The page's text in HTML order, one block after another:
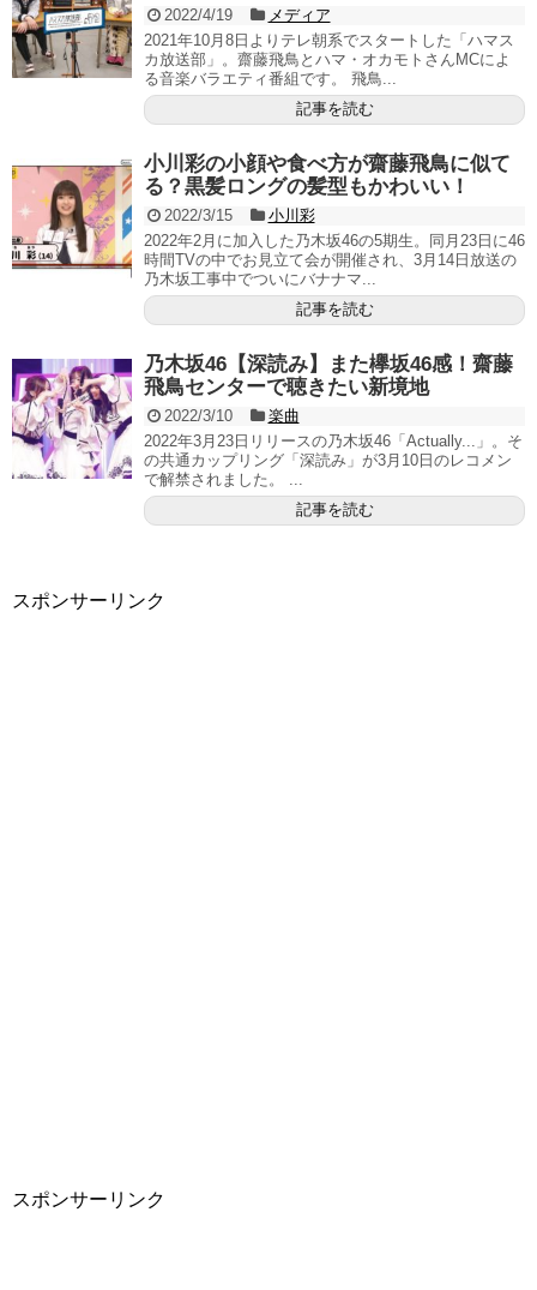
2022/4/19
メディア
2021年10月8日よりテレ朝系でスタートした「ハマス
カ放送部」。齋藤飛鳥とハマ・オカモトさんMCによ
る音楽バラエティ番組です。 飛鳥...
記事を読む
小川彩の小顔や食べ方が齋藤飛鳥に似て
る？黒髪ロングの髪型もかわいい！
2022/3/15
小川彩
2022年2月に加入した乃木坂46の5期生。同月23日に46
時間TVの中でお見立て会が開催され、3月14日放送の
乃木坂工事中でついにバナナマ...
記事を読む
乃木坂46【深読み】また欅坂46感！齋藤
飛鳥センターで聴きたい新境地
2022/3/10
楽曲
2022年3月23日リリースの乃木坂46「Actually...」。そ
の共通カップリング「深読み」が3月10日のレコメン
で解禁されました。 ...
記事を読む
スポンサーリンク
スポンサーリンク